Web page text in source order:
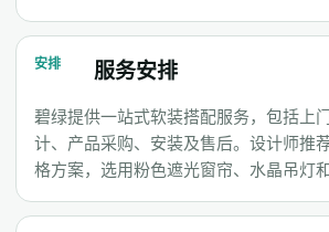
安排 服务安排
碧绿提供一站式软装搭配服务，包括上
计、产品采购、安装及售后。设计师推
格方案，选用粉色遮光窗帘、水晶吊灯